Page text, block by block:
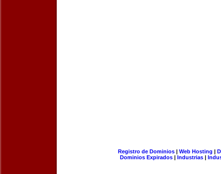
Registro de Dominios| Web Hosting |
Dominios Expirados | Industrias |